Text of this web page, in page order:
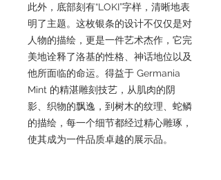
此外，底部刻有“LOKI”字样，清晰地表
明了主题。这枚银条的设计不仅仅是对
人物的描绘，更是一件艺术杰作，它完
美地诠释了洛基的性格、神话地位以及
他所面临的命运。得益于 Germania
Mint 的精湛雕刻技艺，从肌肉的阴
影、织物的飘逸，到树木的纹理、蛇鳞
的描绘，每一个细节都经过精心雕琢，
使其成为一件品质卓越的展示品。